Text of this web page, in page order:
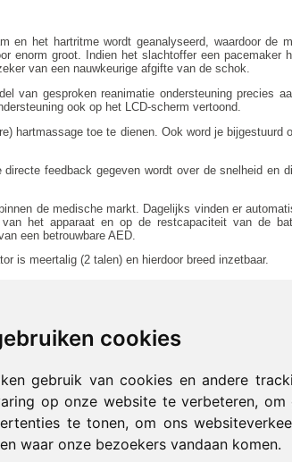
cookies
gebruik van cookies en andere
op onze website te verbeteren, om
te tonen, om ons
waar onze bezoekers vandaan komen.
en het hartritme wordt geanalyseerd, waardoor de
enorm groot. Indien het slachtoffer een pacemaker
van een nauwkeurige afgifte van de schok.
van gesproken reanimatie ondersteuning precies
ook op het LCD-scherm vertoond.
hartmassage toe te dienen. Ook word je bijgestuurd
feedback gegeven wordt over de snelheid en
de medische markt. Dagelijks vinden er
het apparaat en op de restcapaciteit van de
een betrouwbare AED.
is meertalig (2 talen) en hierdoor breed inzetbaar.
dan gemiddeld stoffig of vochtig is. Je kunt deze AED
kan Cardiac Science Powerheart G5
en meting van zelfs de meest zwakke
ter plekke. AED-Partner vangt je op en leest de